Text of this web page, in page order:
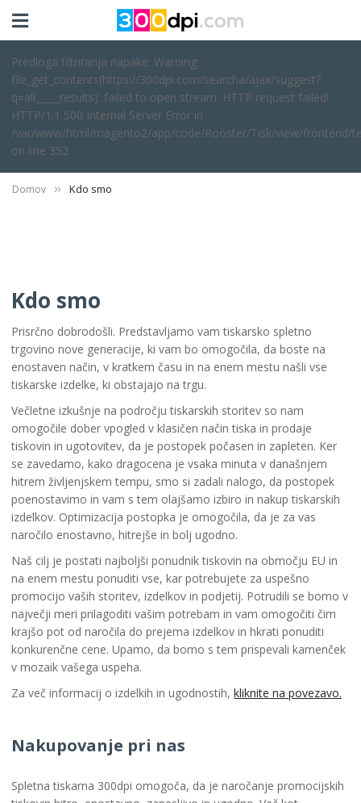
Predloga filtriranja napake: Warning:
file_get_contents(https://300dpi.com/searcha/ajax/suggest?
q=all_____results): failed to open stream: HTTP request failed!
HTTP/1.1 500 Internal Server Error in
/var/www/html/magento2/app/code/Rooster/Tisk/view/frontend/
on line 352
Domov Kdo smo
Kdo smo
Prisrčno dobrodošli. Predstavljamo vam tiskarsko spletno
trgovino nove generacije, ki vam bo omogočila, da boste na
enostaven način, v kratkem času in na enem mestu našli vse
tiskarske izdelke, ki obstajajo na trgu.
Večletne izkušnje na področju tiskarskih storitev so nam
omogočile dober vpogled v klasičen način tiska in prodaje
tiskovin in ugotovitev, da je postopek počasen in zapleten. Ker
se zavedamo, kako dragocena je vsaka minuta v današnjem
hitrem življenjskem tempu, smo si zadali nalogo, da postopek
poenostavimo in vam s tem olajšamo izbiro in nakup tiskarskih
izdelkov. Optimizacija postopka je omogočila, da je za vas
naročilo enostavno, hitrejše in bolj ugodno.
Naš cilj je postati najboljši ponudnik tiskovin na območju EU in
na enem mestu ponuditi vse, kar potrebujete za uspešno
promocijo vaših storitev, izdelkov in podjetij. Potrudili se bomo v
največji meri prilagoditi vašim potrebam in vam omogočiti čim
krajšo pot od naročila do prejema izdelkov in hkrati ponuditi
konkurenčne cene. Upamo, da bomo s tem prispevali kamenček
v mozaik vašega uspeha.
Za več informacij o izdelkih in ugodnostih, kliknite na povezavo.
Nakupovanje pri nas
Spletna tiskarna 300dpi omogoča, da je naročanje promocijskih